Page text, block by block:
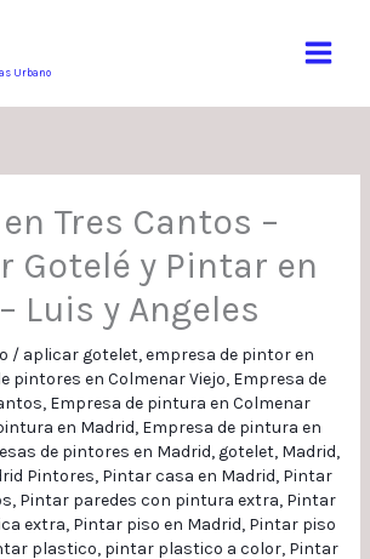
Urbano
Tres Cantos –
Gotelé y Pintar en
Luis y Angeles
/ aplicar gotelet,empresa de pintor en
pintores en Colmenar Viejo, Empresa de
, Empresa de pintura en Colmenar
en Madrid, Empresa de pintura en
de pintores en Madrid, gotelet, Madrid,
Pintores, Pintar casa en Madrid, Pintar
, Pintar paredes con pintura extra, Pintar
extra, Pintar piso en Madrid, Pintar piso
plastico, pintar plastico a color, Pintar